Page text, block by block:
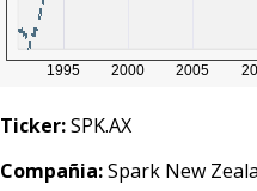
Ticker:SPK.AX
Compañia:Spark New